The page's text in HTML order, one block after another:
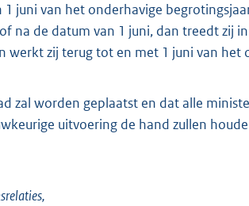
juni van het onderhavige
na de datum van 1 juni, dan treedt zij
werkt zij terug tot en met 1 juni van het
zal worden geplaatst en dat alle
uitvoering de hand zullen